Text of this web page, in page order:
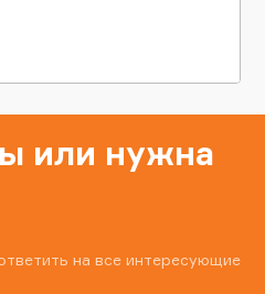
или нужна
на все интересующие